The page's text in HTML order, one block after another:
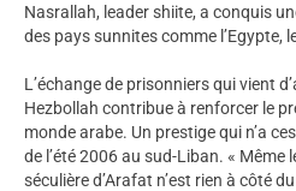
Nasrallah, leader shiite, a conquis
des pays sunnites comme l’Egypte,
L’échange de prisonniers qui vient
Hezbollah contribue à renforcer le
monde arabe. Un prestige qui n’a
de l’été 2006 au sud-Liban. « Même
séculière d’Arafat n’est rien à côté